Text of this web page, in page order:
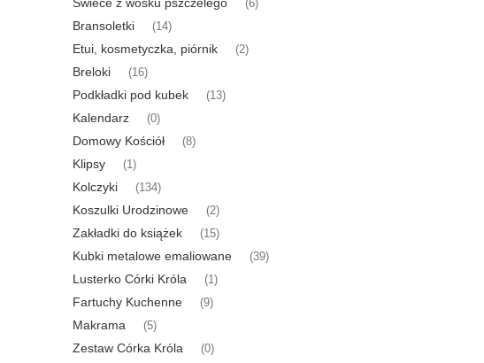
(6)
Bransoletki (14)
Etui, kosmetyczka, piórnik (2)
Breloki (16)
Podkładki pod kubek (13)
Kalendarz (0)
Domowy Kościół (8)
Klipsy (1)
Kolczyki (134)
Koszulki Urodzinowe (2)
Zakładki do książek (15)
Kubki metalowe emaliowane (39)
Lusterko Córki Króla (1)
Fartuchy Kuchenne (9)
Makrama (5)
Zestaw Córka Króla (0)